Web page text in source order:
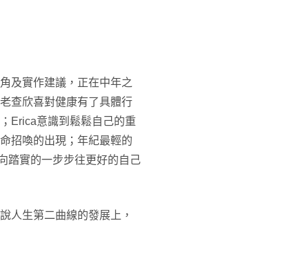
及實作建議，正在中年之
查欣喜對健康有了具體行
Erica意識到鬆鬆自己的重
招喚的出現；年紀最輕的
踏實的一步步往更好的自己
人生第二曲線的發展上，